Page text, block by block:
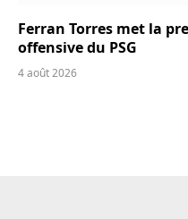
Ferran Torres met la
offensive du PSG
4 août 2026